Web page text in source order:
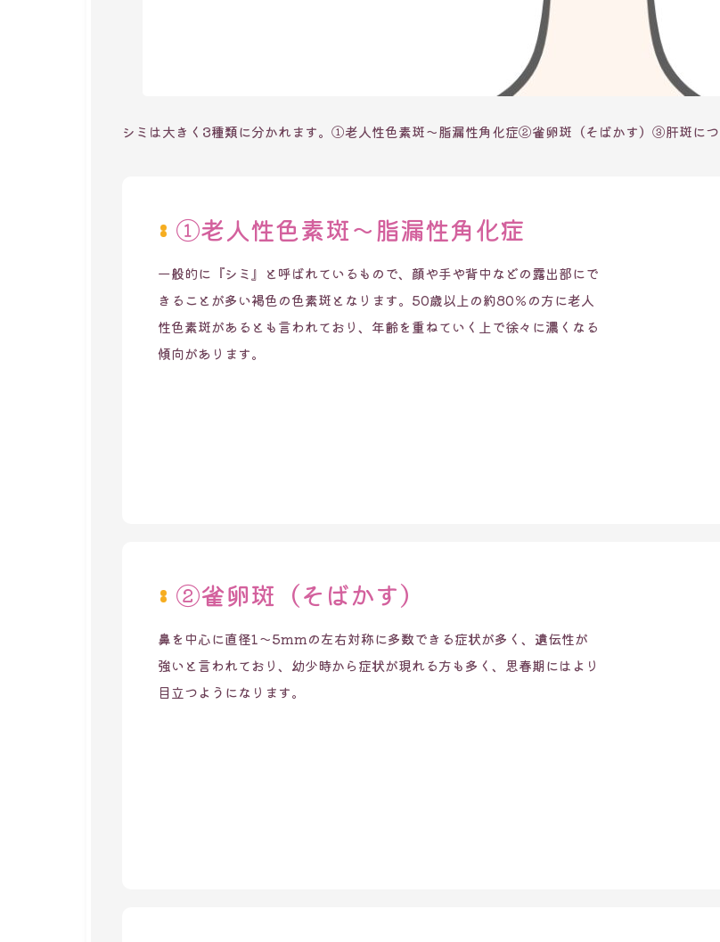
シミは大きく3種類に分かれます。①老人性色素斑～脂漏性角化症②雀卵斑（そばかす）③肝斑につ
①老人性色素斑～脂漏性角化症
一般的に『シミ』と呼ばれているもので、顔や手や背中などの露出部にで
きることが多い褐色の色素斑となります。50歳以上の約80％の方に老人
性色素斑があるとも言われており、年齢を重ねていく上で徐々に濃くなる
傾向があります。
②雀卵斑（そばかす）
鼻を中心に直径1～5mmの左右対称に多数できる症状が多く、遺伝性が
強いと言われており、幼少時から症状が現れる方も多く、思春期にはより
目立つようになります。